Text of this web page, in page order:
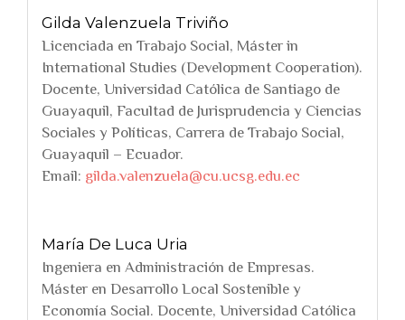
Gilda Valenzuela Triviño
Licenciada en Trabajo Social, Máster in
International Studies (Development Cooperation).
Docente, Universidad Católica de Santiago de
Guayaquil, Facultad de Jurisprudencia y Ciencias
Sociales y Políticas, Carrera de Trabajo Social,
Guayaquil – Ecuador.
Email: gilda.valenzuela@cu.ucsg.edu.ec
María De Luca Uria
Ingeniera en Administración de Empresas.
Máster en Desarrollo Local Sostenible y
Economía Social. Docente, Universidad Católica